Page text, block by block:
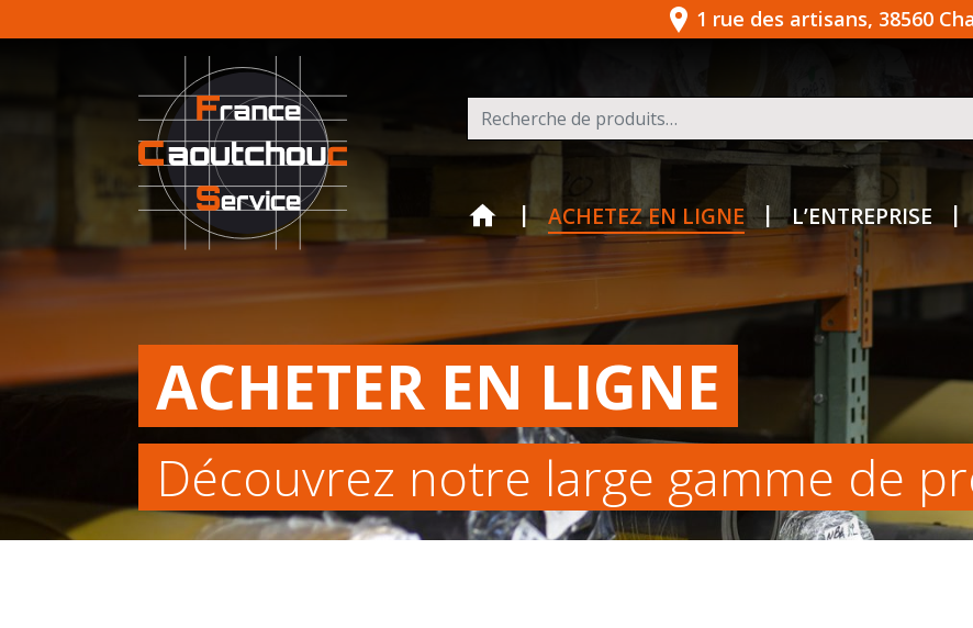
1 rue des artisans, 38560
Recherche pour :
ACHETEZ EN LIGNE L’ENTREPRISE
ACHETER EN LIGNE
Découvrez notre large gamme de